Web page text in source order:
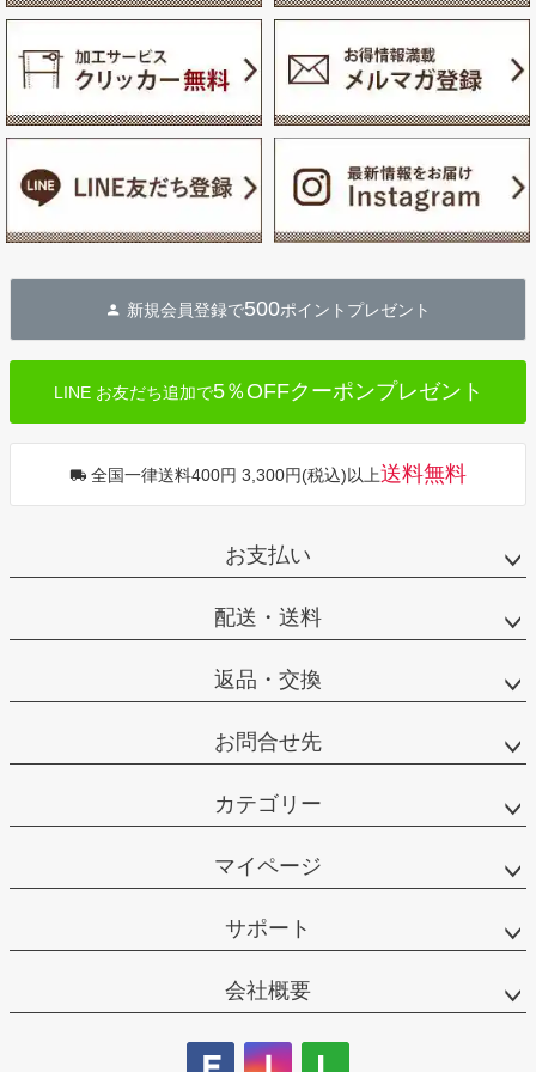
新規会員登録で500ポイントプレゼント
LINE お友だち追加で5％OFFクーポンプレゼント
全国一律送料400円 3,300円(税込)以上送料無料
お支払い
配送・送料
返品・交換
お問合せ先
カテゴリー
マイページ
サポート
会社概要